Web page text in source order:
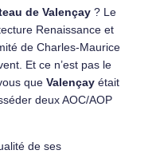
de Valençay ? Le
Renaissance et
de Charles-Maurice
Et ce n’est pas le
que Valençay était
deux AOC/AOP
de ses